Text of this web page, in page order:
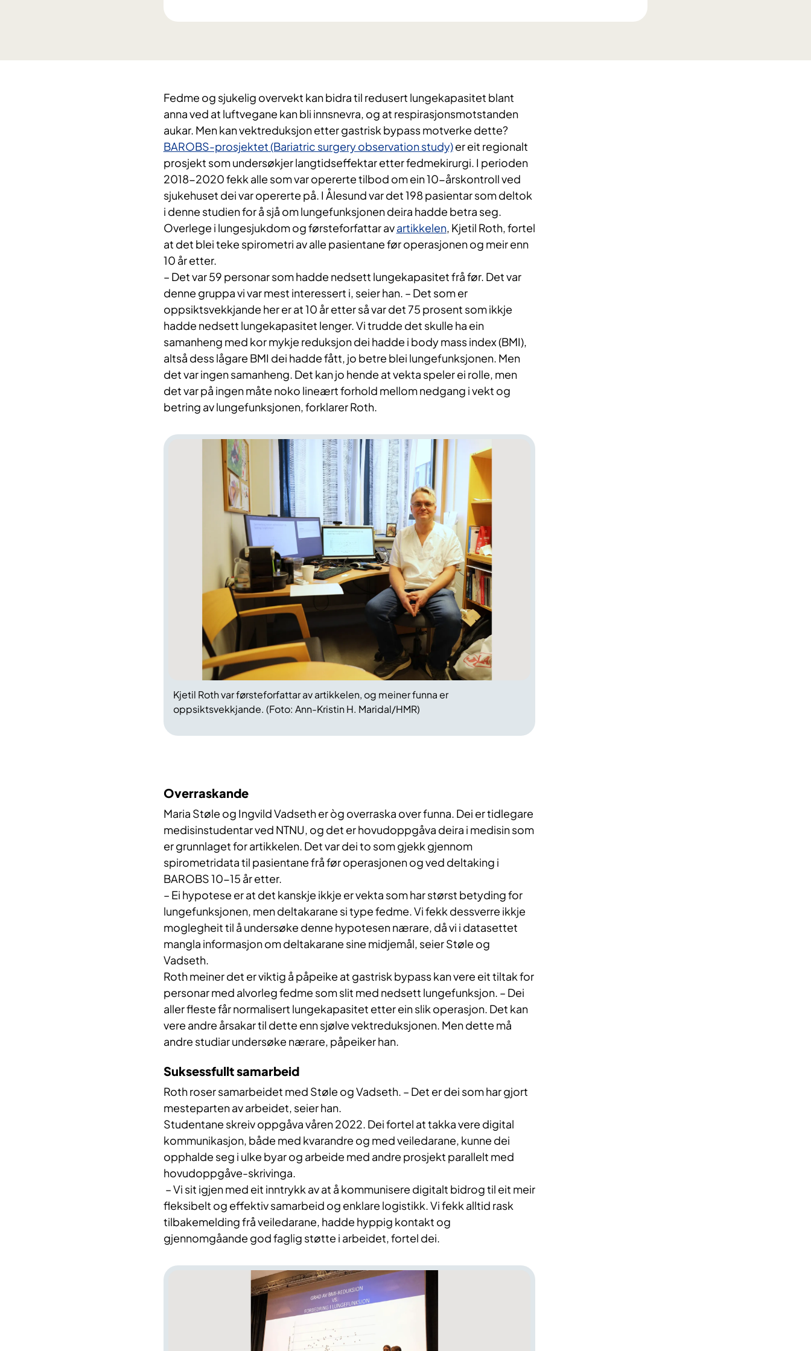
Fedme og sjukelig overvekt kan bidra til redusert lungekapasitet blant
anna ved at luftvegane kan bli innsnevra, og at respirasjonsmotstanden
aukar. Men kan vektreduksjon etter gastrisk bypass motverke dette?
BAROBS-prosjektet (Bariatric surgery observation study)er eit regionalt
prosjekt som undersøkjer langtidseffektar etter fedmekirurgi. I perioden
2018-2020 fekk alle som var opererte tilbod om ein 10-årskontroll ved
sjukehuset dei var opererte på. I Ålesund var det 198 pasientar som deltok
i denne studien for å sjå om lungefunksjonen deira hadde betra seg.
Overlege i lungesjukdom og førsteforfattar avartikkelen, Kjetil Roth, fortel
at det blei teke spirometri av alle pasientane før operasjonen og meir enn
10 år etter.
– Det var 59 personar som hadde nedsett lungekapasitet frå før. Det var
denne gruppa vi var mest interessert i, seier han. – Det som er
oppsiktsvekkjande her er at 10 år etter så var det 75 prosent som ikkje
hadde nedsett lungekapasitet lenger. Vi trudde det skulle ha ein
samanheng med kor mykje reduksjon dei hadde i body mass index (BMI),
altså dess lågare BMI dei hadde fått, jo betre blei lungefunksjonen. Men
det var ingen samanheng. Det kan jo hende at vekta speler ei rolle, men
det var på ingen måte noko lineært forhold mellom nedgang i vekt og
betring av lungefunksjonen, forklarer Roth.
Kjetil Roth var førsteforfattar av artikkelen, og meiner funna er
oppsiktsvekkjande. (Foto: Ann-Kristin H. Maridal/HMR)
Overraskande
Maria Støle og Ingvild Vadseth er òg overraska over funna. Dei er tidlegare
medisinstudentar ved NTNU, og det er hovudoppgåva deira i medisin som
er grunnlaget for artikkelen. Det var dei to som gjekk gjennom
spirometridata til pasientane frå før operasjonen og ved deltaking i
BAROBS 10-15 år etter.
– Ei hypotese er at det kanskje ikkje er vekta som har størst betyding for
lungefunksjonen, men deltakarane si type fedme. Vi fekk dessverre ikkje
moglegheit til å undersøke denne hypotesen nærare, då vi i datasettet
mangla informasjon om deltakarane sine midjemål, seier Støle og
Vadseth.
Roth meiner det er viktig å påpeike at gastrisk bypass kan vere eit tiltak for
personar med alvorleg fedme som slit med nedsett lungefunksjon. – Dei
aller fleste får normalisert lungekapasitet etter ein slik operasjon. Det kan
vere andre årsakar til dette enn sjølve vektreduksjonen. Men dette må
andre studiar undersøke nærare, påpeiker han.
Suksessfullt samarbeid
Roth roser samarbeidet med Støle og Vadseth. – Det er dei som har gjort
mesteparten av arbeidet, seier han.
Studentane skreiv oppgåva våren 2022. Dei fortel at takka vere digital
kommunikasjon, både med kvarandre og med veiledarane, kunne dei
opphalde seg i ulke byar og arbeide med andre prosjekt parallelt med
hovudoppgåve-skrivinga.
– Vi sit igjen med eit inntrykk av at å kommunisere digitalt bidrog til eit meir
fleksibelt og effektiv samarbeid og enklare logistikk. Vi fekk alltid rask
tilbakemelding frå veiledarane, hadde hyppig kontakt og
gjennomgåande god faglig støtte i arbeidet, fortel dei.